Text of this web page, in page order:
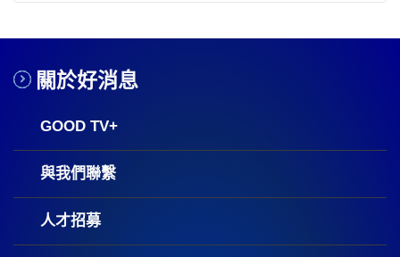
關於好消息
GOOD TV+
與我們聯繫
人才招募